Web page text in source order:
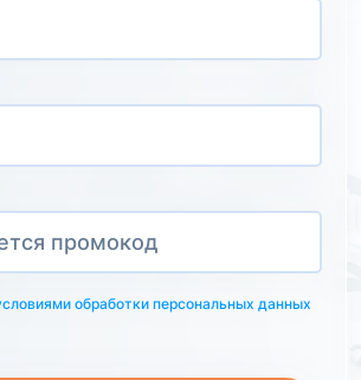
обработки персональных данных